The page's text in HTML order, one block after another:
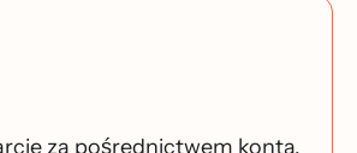
za pośrednictwem konta.